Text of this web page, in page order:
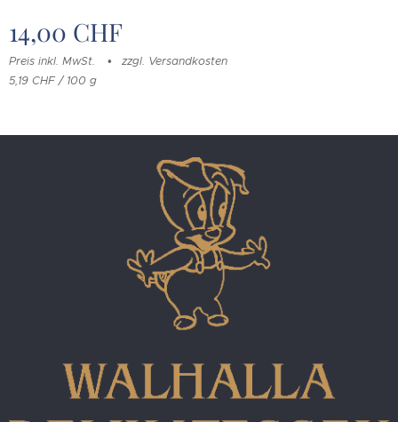
14,00 CHF
Preis inkl. MwSt.
zzgl. Versandkosten
5,19 CHF / 100 g